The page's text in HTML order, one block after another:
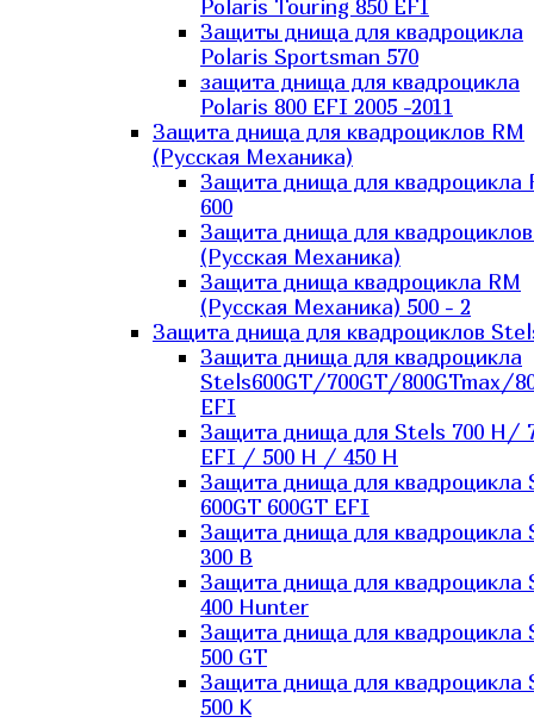
Polaris Touring 850 EFI
Защиты днища для квадроцикла
Polaris Sportsman 570
защита днища для квадроцикла
Polaris 800 EFI 2005 -2011
Защита днища для квадроциклов RM
(Русская Механика)
Защита днища для квадроцикла
600
Защита днища для
(Русская Механика)
Защита днища квадроцикла RM
(Русская Механика) 500 - 2
Защита днища для квадроциклов
Защита днища для квадроцикла
Stels600GT/700GT/800GTmax/
EFI
Защита днища для Stels 700 H/
EFI / 500 H / 450 H
Защита днища для квадроцикла
600GT 600GT EFI
Защита днища для квадроцикла
300 B
Защита днища для квадроцикла
400 Hunter
Защита днища для квадроцикла
500 GT
Защита днища для квадроцикла
500 K